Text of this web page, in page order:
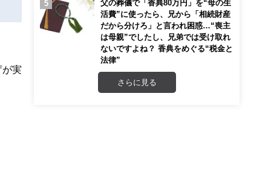
が実
父の葬儀で「香典80万円」を“母の生
活費”に使ったら、兄から「相続財産
だから分けろ」と言われ困惑…“喪主
は母親”でしたし、兄弟では受け取れ
ないですよね？ 香典をめぐる“税金と
法律”
さらに見る